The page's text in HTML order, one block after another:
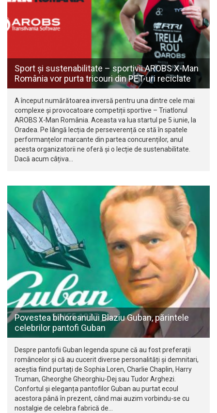
Sport și sustenabilitate – sportivii AROBS X-Man
România vor purta tricouri din PET-uri reciclate
A început numărătoarea inversă pentru una dintre cele mai
complexe și provocatoare competiții sportive – Triatlonul
AROBS X-Man România. Aceasta va lua startul pe 5 iunie, la
Oradea. Pe lângă lecția de perseverență ce stă în spatele
performanțelor marcante din partea concurenților, anul
acesta organizatorii ne oferă și o lecție de sustenabilitate.
Dacă acum câțiva…
Povestea bihoreanului Blaziu Guban, părintele
celebrilor pantofi Guban
Despre pantofii Guban legenda spune că au fost preferații
româncelor și că au cucerit diverse personalități și demnitari,
aceștia fiind purtați de Sophia Loren, Charlie Chaplin, Harry
Truman, Gheorghe Gheorghiu-Dej sau Tudor Arghezi.
Confortul și eleganța pantofilor Guban au purtat ecoul
acestora până în prezent, când mai auzim vorbindu-se cu
nostalgie de celebra fabrică de…